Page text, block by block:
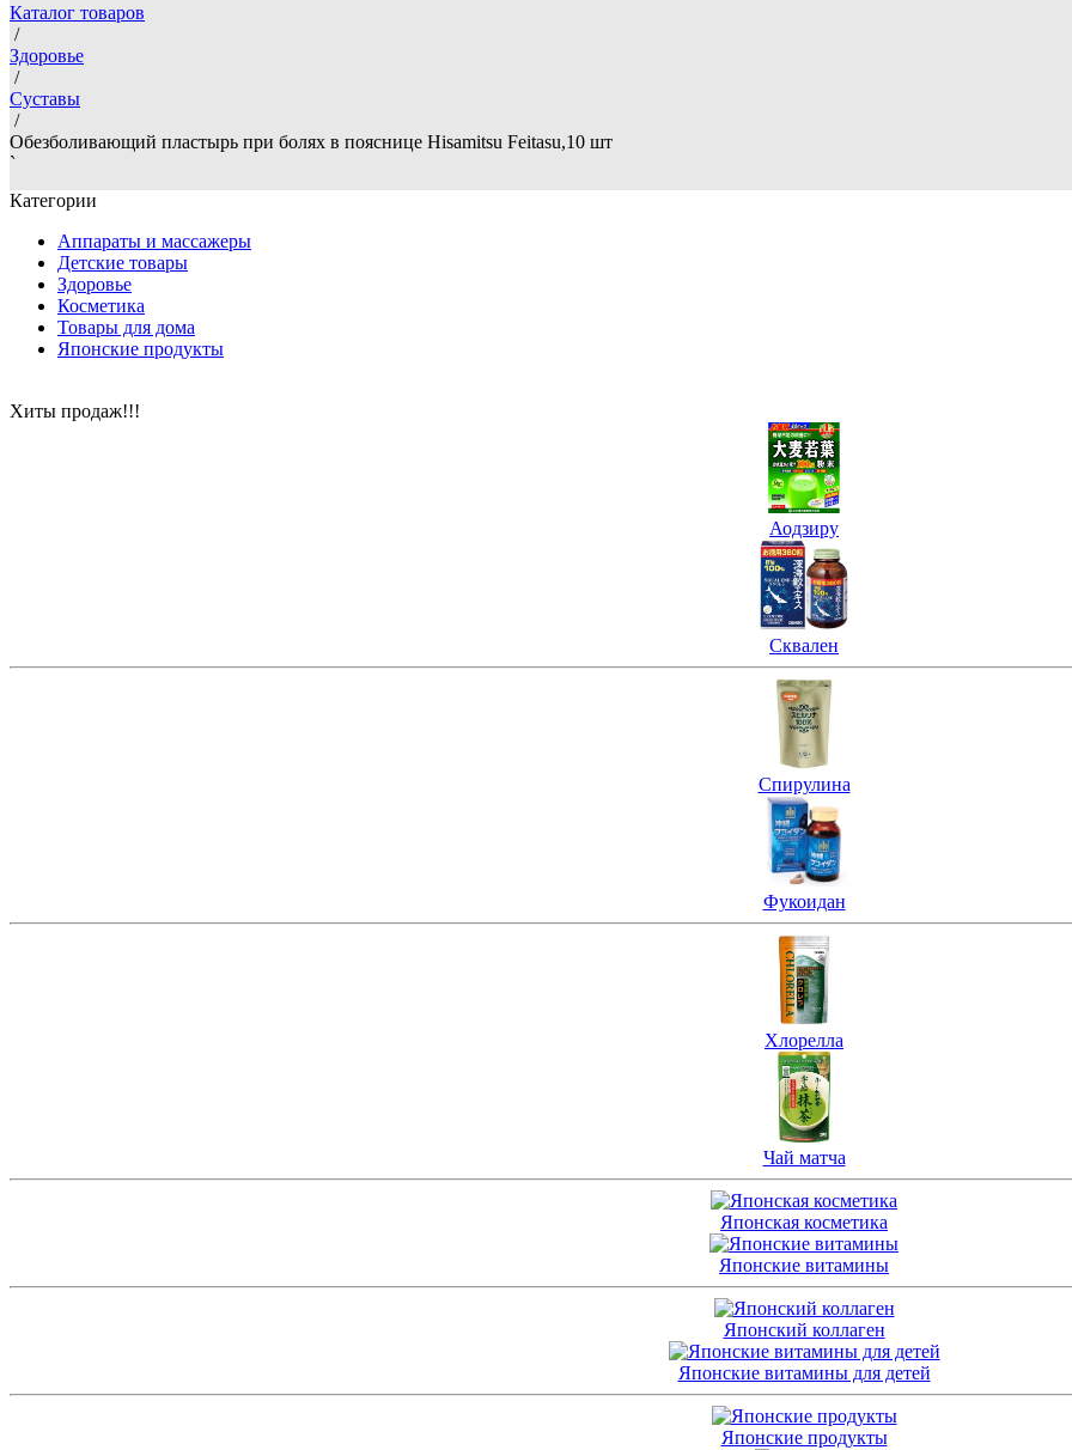
Каталог товаров
/
Здоровье
/
Суставы
/
Обезболивающий пластырь при болях в пояснице Hisamitsu Feitasu,10 шт
`
Категории
Аппараты и массажеры
Детские товары
Здоровье
Косметика
Товары для дома
Японские продукты
Хиты продаж!!!
Аодзиру
Сквален
Спирулина
Фукоидан
Хлорелла
Чай матча
Японская косметика
Японские витамины
Японский коллаген
Японские витамины для детей
Японские продукты